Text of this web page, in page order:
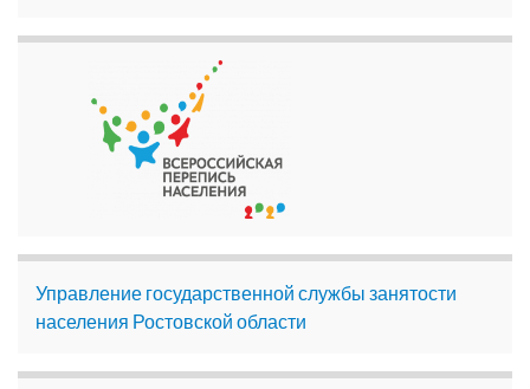
Управление государственной службы занятости
населения Ростовской области